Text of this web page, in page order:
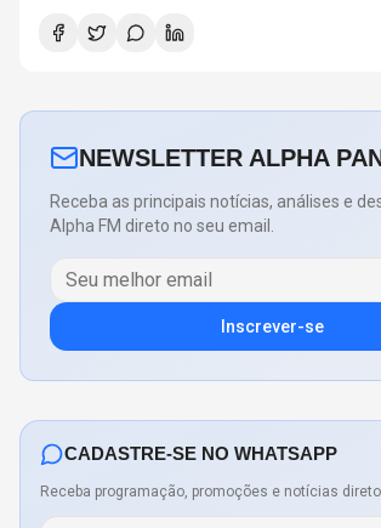
NEWSLETTER ALPHA
Receba as principais notícias, análises e
Alpha FM direto no seu email.
Inscrever-se
CADASTRE-SE NO WHATSAPP
Receba programação, promoções e notícias